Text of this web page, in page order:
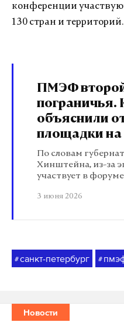
конференции
130 стран и территорий.
ПМЭФ второй
пограничья.
объяснили
площадки
По словам
Хинштейна, из-за
участвует в
3 июня 2026
#санкт-петербург #
Новости